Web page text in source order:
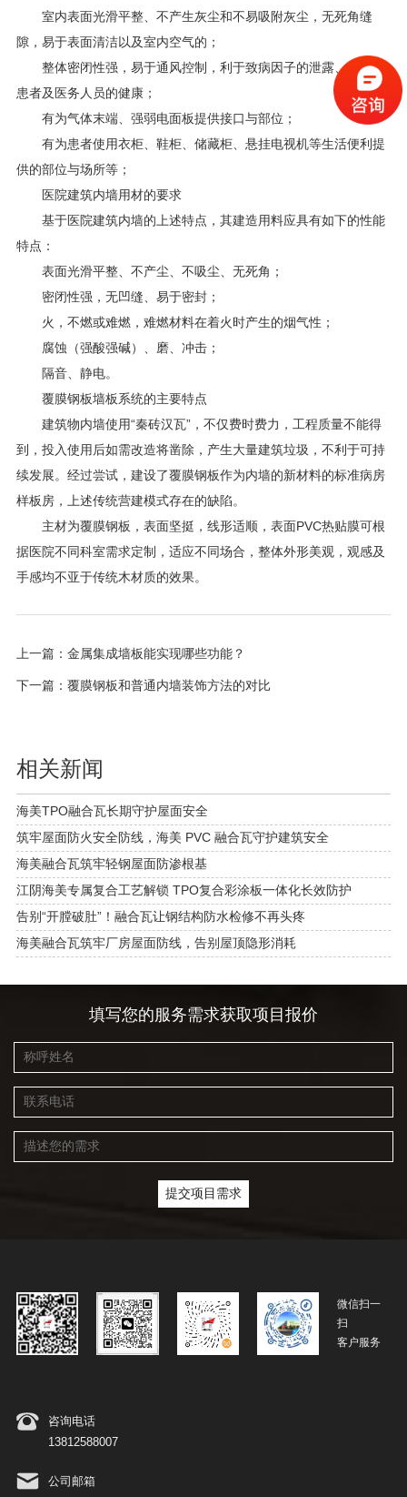
室内表面光滑平整、不产生灰尘和不易吸附灰尘，无死角缝
隙，易于表面清洁以及室内空气的；
整体密闭性强，易于通风控制，利于致病因子的泄露、扩散，
患者及医务人员的健康；
有为气体末端、强弱电面板提供接口与部位；
有为患者使用衣柜、鞋柜、储藏柜、悬挂电视机等生活便利提
供的部位与场所等；
医院建筑内墙用材的要求
基于医院建筑内墙的上述特点，其建造用料应具有如下的性能
特点：
表面光滑平整、不产尘、不吸尘、无死角；
密闭性强，无凹缝、易于密封；
火，不燃或难燃，难燃材料在着火时产生的烟气性；
腐蚀（强酸强碱）、磨、冲击；
隔音、静电。
覆膜钢板墙板系统的主要特点
建筑物内墙使用“秦砖汉瓦”，不仅费时费力，工程质量不能得
到，投入使用后如需改造将凿除，产生大量建筑垃圾，不利于可持
续发展。经过尝试，建设了覆膜钢板作为内墙的新材料的标准病房
样板房，上述传统营建模式存在的缺陷。
主材为覆膜钢板，表面坚挺，线形适顺，表面PVC热贴膜可根
据医院不同科室需求定制，适应不同场合，整体外形美观，观感及
手感均不亚于传统木材质的效果。
上一篇： 金属集成墙板能实现哪些功能？
下一篇： 覆膜钢板和普通内墙装饰方法的对比
相关新闻
海美TPO融合瓦长期守护屋面安全
筑牢屋面防火安全防线，海美 PVC 融合瓦守护建筑安全
海美融合瓦筑牢轻钢屋面防渗根基
江阴海美专属复合工艺解锁 TPO复合彩涂板一体化长效防护
告别“开膛破肚”！融合瓦让钢结构防水检修不再头疼
海美融合瓦筑牢厂房屋面防线，告别屋顶隐形消耗
填写您的服务需求获取项目报价
微信扫一
扫
客户服务
咨询电话
13812588007
公司邮箱